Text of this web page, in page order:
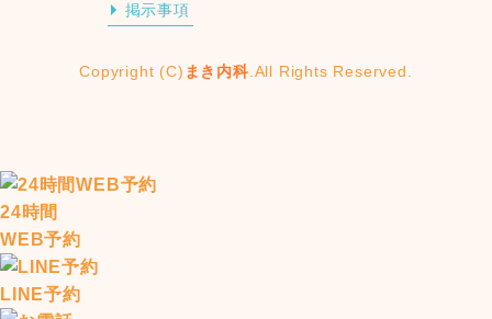
掲示事項
Copyright (C) まき内科 .All Rights Reserved.
24時間
WEB予約
LINE予約